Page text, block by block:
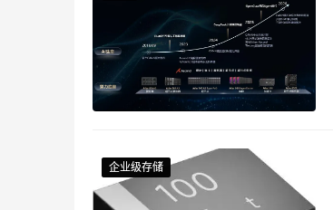
企业级存储
企业级存储
企业级存储
企业级存储